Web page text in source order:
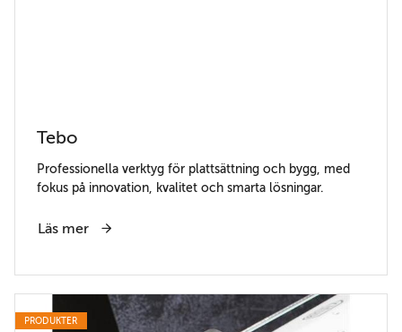
Tebo
Professionella verktyg för plattsättning och bygg, med
fokus på innovation, kvalitet och smarta lösningar.
Läs mer
PRODUKTER